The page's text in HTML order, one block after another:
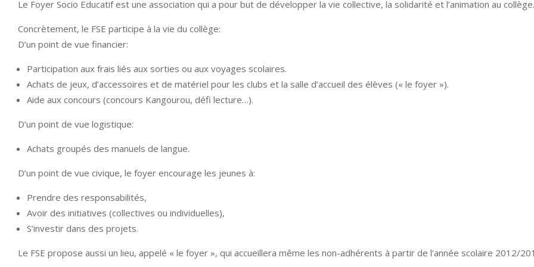
Le Foyer Socio Educatif est une association qui a pour but de développer la vie collective, la solidarité et l’animation au collège.
Concrètement, le FSE participe à la vie du collège:
D’un point de vue financier:
Participation aux frais liés aux sorties ou aux voyages scolaires.
Achats de jeux, d’accessoires et de matériel pour les clubs et la salle d’accueil des élèves (« le foyer »).
Aide aux concours (concours Kangourou, défi lecture…).
D’un point de vue logistique:
Achats groupés des manuels de langue.
D’un point de vue civique, le foyer encourage les jeunes à:
Prendre des responsabilités,
Avoir des initiatives (collectives ou individuelles),
S’investir dans des projets.
Le FSE propose aussi un lieu, appelé « le foyer », qui accueillera même les non-adhérents à partir de l’année scolaire 2012/